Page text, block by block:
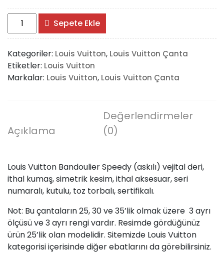
Louis
Vuitton
Bandoulier
Speedy
25'lik
Vejital
adet
Sepete Ekle
Kategoriler: Louis Vuitton, Louis Vuitton Çanta
Etiketler: Louis Vuitton
Markalar: Louis Vuitton, Louis Vuitton Çanta
Açıklama
Değerlendirmeler
(0)
Louis Vuitton Bandoulier Speedy (askılı) vejital deri,
ithal kumaş, simetrik kesim, ithal aksesuar, seri
numaralı, kutulu, toz torbalı, sertifikalı.
Not: Bu çantaların 25, 30 ve 35’lik olmak üzere 3 ayrı
ölçüsü ve 3 ayrı rengi vardır. Resimde gördüğünüz
ürün 25’lik olan modelidir. Sitemizde Louis Vuitton
kategorisi içerisinde diğer ebatlarını da görebilirsiniz.